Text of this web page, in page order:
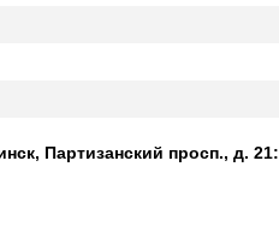
Партизанский просп., д. 21: